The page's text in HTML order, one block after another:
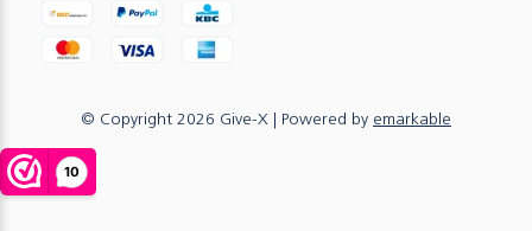
© Copyright 2026 Give-X | Powered by emarkable